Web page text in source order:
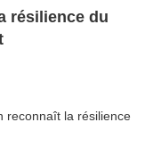
résilience du